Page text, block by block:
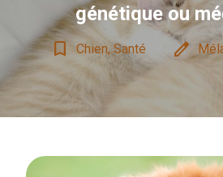
génétique ou
bookmark_border Chien, Santé edit